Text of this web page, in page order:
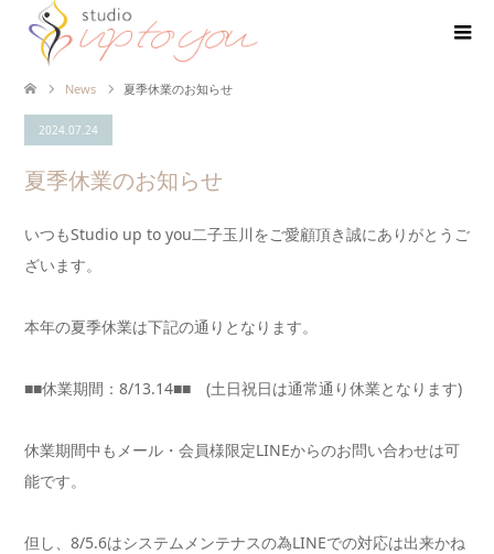
News 夏季休業のお知らせ
2024.07.24
夏季休業のお知らせ
いつもStudio up to you二子玉川をご愛顧頂き誠にありがとうご
ざいます。
本年の夏季休業は下記の通りとなります。
■■休業期間：8/13.14■■ (土日祝日は通常通り休業となります)
休業期間中もメール・会員様限定LINEからのお問い合わせは可
能です。
但し、8/5.6はシステムメンテナスの為LINEでの対応は出来かね